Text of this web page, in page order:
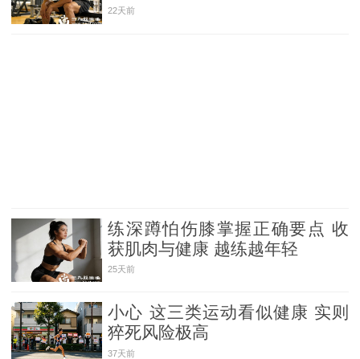
22天前
练深蹲怕伤膝掌握正确要点 收
获肌肉与健康 越练越年轻
25天前
小心 这三类运动看似健康 实则
猝死风险极高
37天前